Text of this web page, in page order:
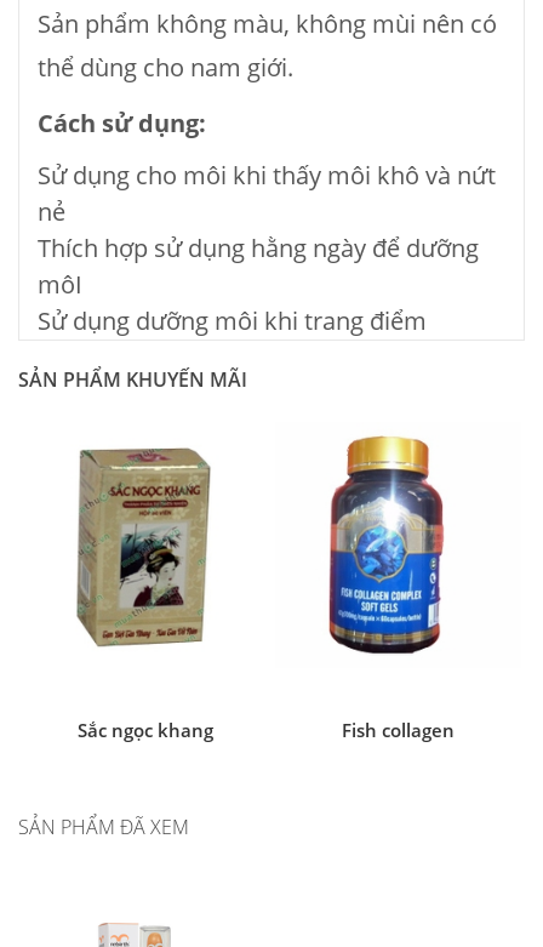
Sản phẩm không màu, không mùi nên có
thể dùng cho nam giới.
Cách sử dụng:
Sử dụng cho môi khi thấy môi khô và nứt
nẻ
Thích hợp sử dụng hằng ngày để dưỡng
môI
Sử dụng dưỡng môi khi trang điểm
SẢN PHẨM KHUYẾN MÃI
Sắc ngọc khang Fish collagen
SẢN PHẨM ĐÃ XEM